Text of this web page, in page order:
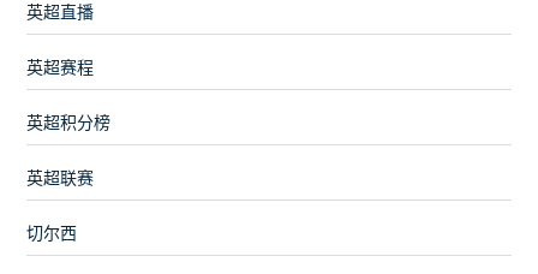
英超直播
英超赛程
英超积分榜
英超联赛
切尔西